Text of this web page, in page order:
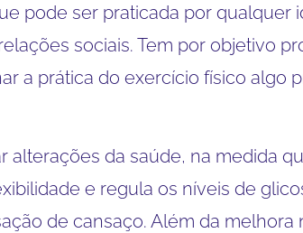
pode ser praticada por qualquer
sociais. Tem por objetivo
a prática do exercício físico algo
alterações da saúde, na medida
e regula os níveis de
de cansaço. Além da melhora